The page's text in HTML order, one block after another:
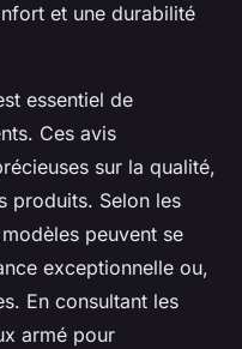
et une durabilité
essentiel de
Ces avis
sur la qualité,
produits. Selon les
peuvent se
exceptionnelle ou,
En consultant les
armé pour